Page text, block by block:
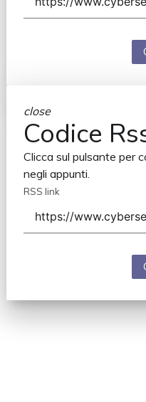
close
Codice
Clicca sul pulsante per
negli appunti.
RSS link